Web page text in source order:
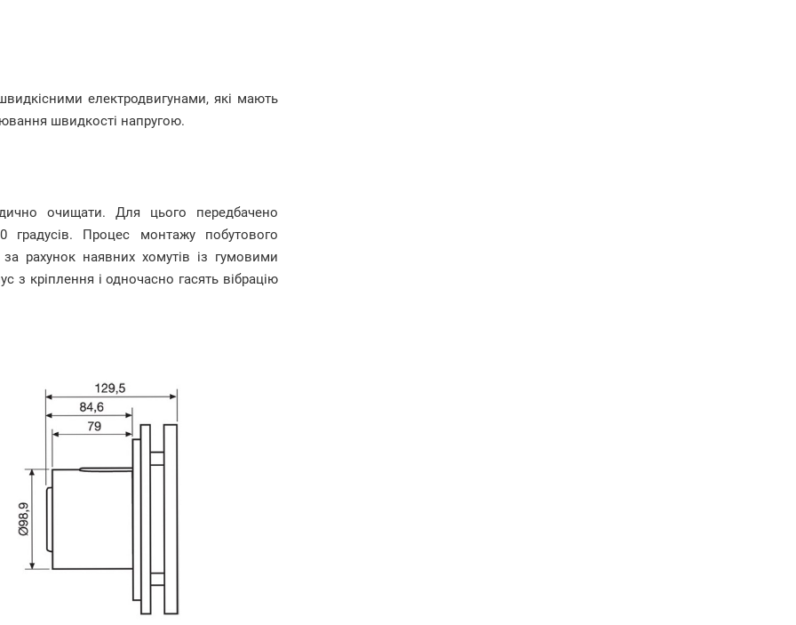
електродвигунами, які мають
швидкості напругою.
очищати. Для цього передбачено
градусів. Процес монтажу побутового
рахунок наявних хомутів із гумовими
з кріплення і одночасно гасять вібрацію